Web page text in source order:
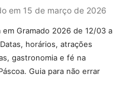
mês
ir
em 15 de março de 2026
em Gramado 2026 de 12/03 a
horários, atrações
gastronomia e fé na
Guia para não errar